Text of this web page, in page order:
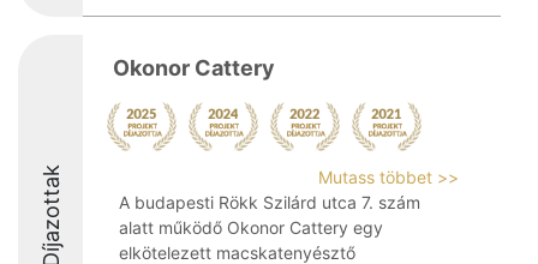
Díjazottak
Okonor Cattery
Mutass többet >>
A budapesti Rökk Szilárd utca 7. szám
alatt működő Okonor Cattery egy
elkötelezett macskatenyésztő